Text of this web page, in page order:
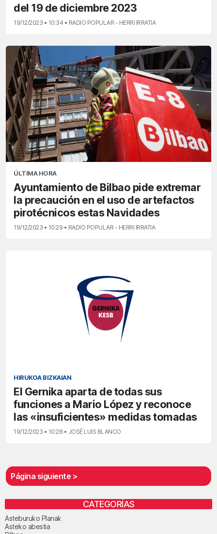
del 19 de diciembre 2023
19/12/2023 • 10:34 • RADIO POPULAR - HERRI IRRATIA
ÚLTIMA HORA
Ayuntamiento de Bilbao pide extremar
la precaución en el uso de artefactos
pirotécnicos estas Navidades
19/12/2023 • 10:29 • RADIO POPULAR - HERRI IRRATIA
HIRUKOA BIZKAIAN
El Gernika aparta de todas sus
funciones a Mario López y reconoce
las «insuficientes» medidas tomadas
19/12/2023 • 10:28 • JOSÉ LUIS BLANCO
Página siguiente >
CATEGORÍAS
Asteburuko Planak
Asteko abestia